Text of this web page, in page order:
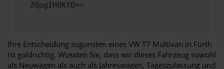
ZQogIH0KfQ==
Ihre Entscheidung zugunsten eines VW T7 Multivan in Fürth
ist goldrichtig. Wussten Sie, dass wir dieses Fahrzeug sowohl
als Neuwagen als auch als Jahreswagen, Tageszulassung und